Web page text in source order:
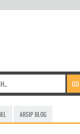
ARSIP BLOG